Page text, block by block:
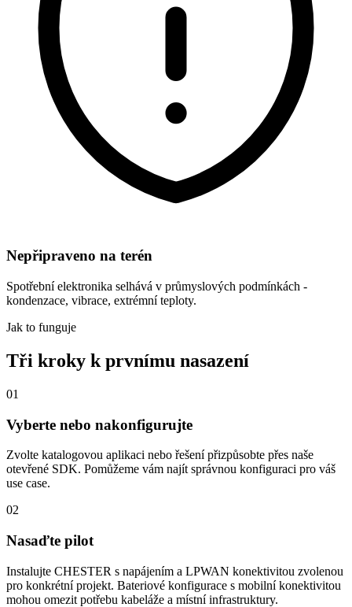
Nepřipraveno na terén
Spotřební elektronika selhává v průmyslových podmínkách -
kondenzace, vibrace, extrémní teploty.
Jak to funguje
Tři kroky k prvnímu nasazení
01
Vyberte nebo nakonfigurujte
Zvolte katalogovou aplikaci nebo řešení přizpůsobte přes naše
otevřené SDK. Pomůžeme vám najít správnou konfiguraci pro váš
use case.
02
Nasaďte pilot
Instalujte CHESTER s napájením a LPWAN konektivitou zvolenou
pro konkrétní projekt. Bateriové konfigurace s mobilní konektivitou
mohou omezit potřebu kabeláže a místní infrastruktury.